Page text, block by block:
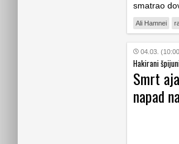
smatrao
Ali Hamnei
04.03.
Hakirani
Smrt
napad